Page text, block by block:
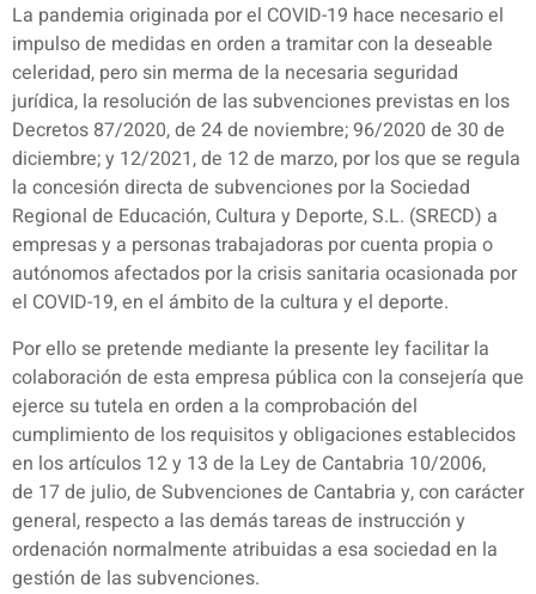
La pandemia originada por el COVID-19 hace necesario el
impulso de medidas en orden a tramitar con la deseable
celeridad, pero sin merma de la necesaria seguridad
jurídica, la resolución de las subvenciones previstas en los
Decretos 87/2020, de 24 de noviembre; 96/2020 de 30 de
diciembre; y 12/2021, de 12 de marzo, por los que se regula
la concesión directa de subvenciones por la Sociedad
Regional de Educación, Cultura y Deporte, S.L. (SRECD) a
empresas y a personas trabajadoras por cuenta propia o
autónomos afectados por la crisis sanitaria ocasionada por
el COVID-19, en el ámbito de la cultura y el deporte.
Por ello se pretende mediante la presente ley facilitar la
colaboración de esta empresa pública con la consejería que
ejerce su tutela en orden a la comprobación del
cumplimiento de los requisitos y obligaciones establecidos
en los artículos 12 y 13 de la Ley de Cantabria 10/2006,
de 17 de julio, de Subvenciones de Cantabria y, con carácter
general, respecto a las demás tareas de instrucción y
ordenación normalmente atribuidas a esa sociedad en la
gestión de las subvenciones.